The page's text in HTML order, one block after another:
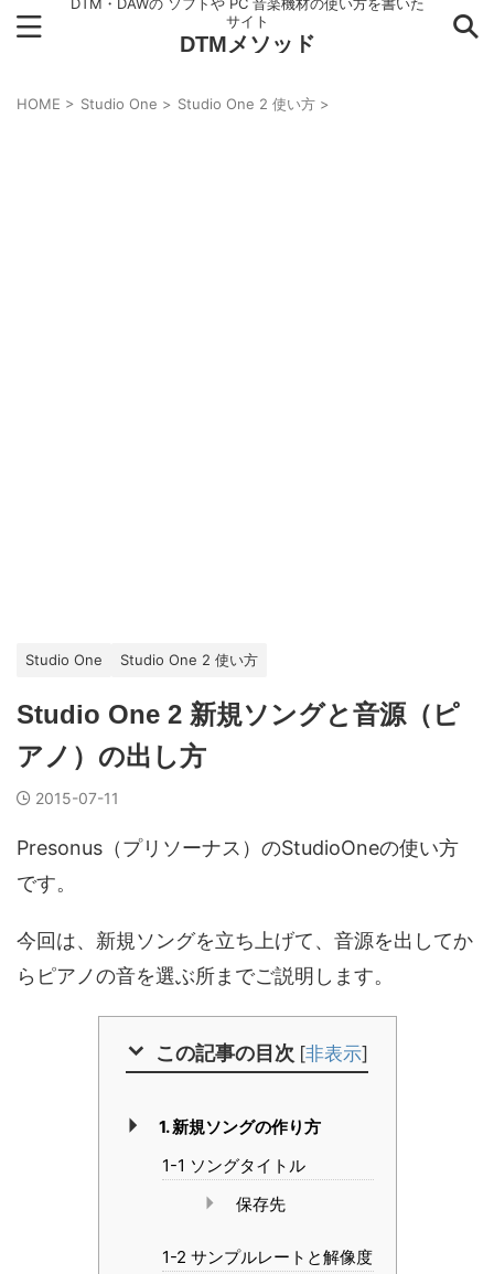
サイト
DTMメソッド
HOME > Studio One > Studio One 2 使い方 >
Studio One Studio One 2 使い方
Studio One 2 新規ソングと音源（ピ
アノ）の出し方
2015-07-11
Presonus（プリソーナス）のStudioOneの使い方
です。
今回は、新規ソングを立ち上げて、音源を出してか
らピアノの音を選ぶ所までご説明します。
この記事の目次 [非表示]
1. 新規ソングの作り方
1-1 ソングタイトル
保存先
1-2 サンプルレートと解像度